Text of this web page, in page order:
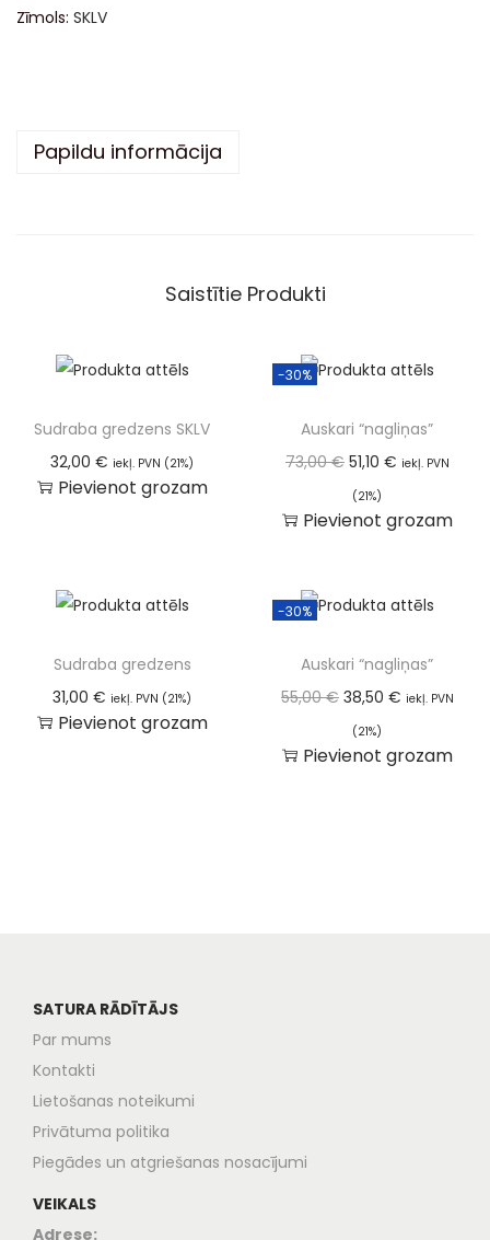
Zīmols: SKLV
Papildu informācija
Saistītie Produkti
Sudraba gredzens SKLV
32,00€ iekļ. PVN (21%)
Pievienot grozam
-30%
Auskari “nagliņas”
73,00€ 51,10 € iekļ. PVN
(21%)
Pievienot grozam
Sudraba gredzens
31,00€ iekļ. PVN (21%)
Pievienot grozam
-30%
Auskari “nagliņas”
55,00€ 38,50 € iekļ. PVN
(21%)
Pievienot grozam
SATURA RĀDĪTĀJS
Par mums
Kontakti
Lietošanas noteikumi
Privātuma politika
Piegādes un atgriešanas nosacījumi
VEIKALS
Adrese: